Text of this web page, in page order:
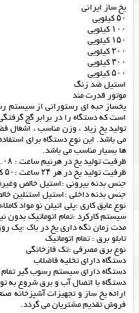
یخ ساز ایرانی
۵۰ کیلویی
۱۰۰ کیلویی
۱۵۰ کیلویی
۲۰۰ کیلویی
۳۰۰ کیلویی
۵۰۰ کیلویی
استیل ضد زنگ
موتور قدرت مند
یخساز حبه ای رستورانی از سیستم
است که دستگاه را در برابر گچ
تولید یخ زیاد ، وزن مناسب ، اشغال
می باشد. این نوع دستگاه برای
ها بسیار مناسب می باشد.
ظرفیت تولید یخ در هرنیم ساعت : ۱.۰۸ کیلوگرم در هر ۳۰ دقیقه
ظرفیت تولید یخ در هر ۲۴ ساعت :۵۰ کیلو گرم
جنس بدنه بیرونی :استیل خالص
جنس بدنه داخلی :استیل استنلین
نوع عایق کاری :پلی اتیلن نو مواد
سیستم کارکرد :تمام اتوماتیک بدون
مدت زمان نگه داری یخ در باک :یک
تابلو برق : تمام اتوماتیک
نوع برق مصرفی :تک فازخانگی
دستگاه دارای تخلیه فاضلاب
دستگاه دارای سیستم رسوب گیر تمام
دستگاه با اتصال آب و برق شروع به
ارائهیخ سازوتجهیزات آشپزخانه
فروش تقدیم مشتریان می گردد.